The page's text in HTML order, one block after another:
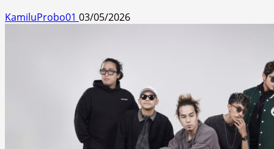
KamiluProbo01 03/05/2026